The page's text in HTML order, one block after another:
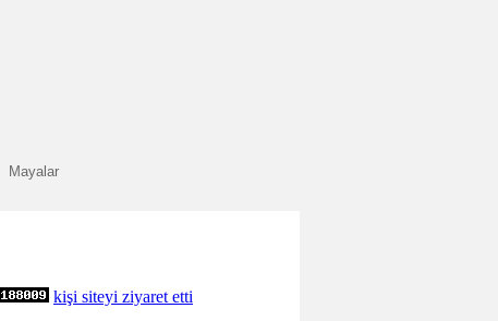
Mayalar
kişi siteyi ziyaret etti